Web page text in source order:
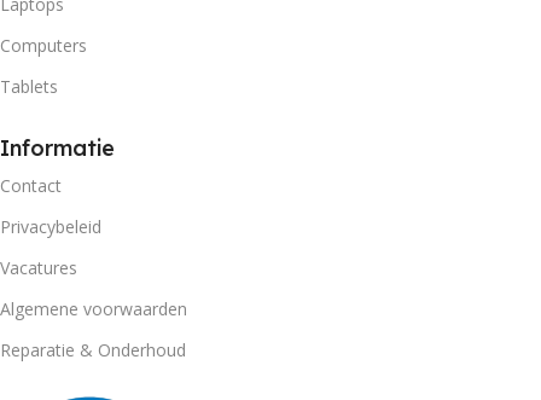
Laptops
Computers
Tablets
Informatie
Contact
Privacybeleid
Vacatures
Algemene voorwaarden
Reparatie & Onderhoud